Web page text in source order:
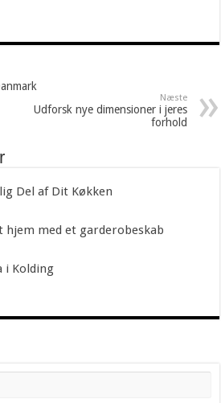
Næste
Udforsk nye dimensioner i jeres
forhold
Del af Dit Køkken
hjem med et garderobeskab
i Kolding